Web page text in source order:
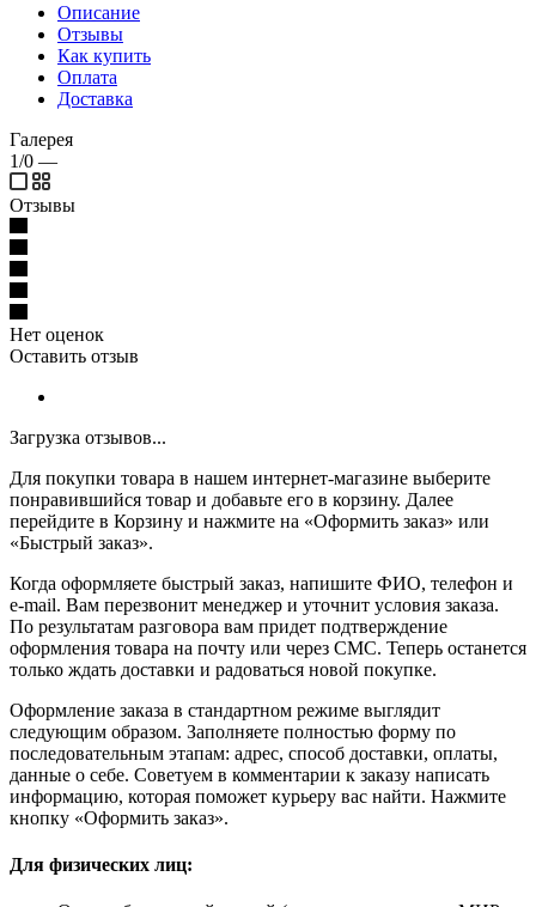
Описание
Отзывы
Как купить
Оплата
Доставка
Галерея
1/0 —
Отзывы
Нет оценок
Оставить отзыв
Загрузка отзывов...
Для покупки товара в нашем интернет-магазине выберите
понравившийся товар и добавьте его в корзину. Далее
перейдите в Корзину и нажмите на «Оформить заказ» или
«Быстрый заказ».
Когда оформляете быстрый заказ, напишите ФИО, телефон и
e-mail. Вам перезвонит менеджер и уточнит условия заказа.
По результатам разговора вам придет подтверждение
оформления товара на почту или через СМС. Теперь останется
только ждать доставки и радоваться новой покупке.
Оформление заказа в стандартном режиме выглядит
следующим образом. Заполняете полностью форму по
последовательным этапам: адрес, способ доставки, оплаты,
данные о себе. Советуем в комментарии к заказу написать
информацию, которая поможет курьеру вас найти. Нажмите
кнопку «Оформить заказ».
Для физических лиц: